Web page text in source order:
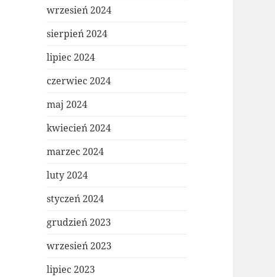
wrzesień 2024
sierpień 2024
lipiec 2024
czerwiec 2024
maj 2024
kwiecień 2024
marzec 2024
luty 2024
styczeń 2024
grudzień 2023
wrzesień 2023
lipiec 2023